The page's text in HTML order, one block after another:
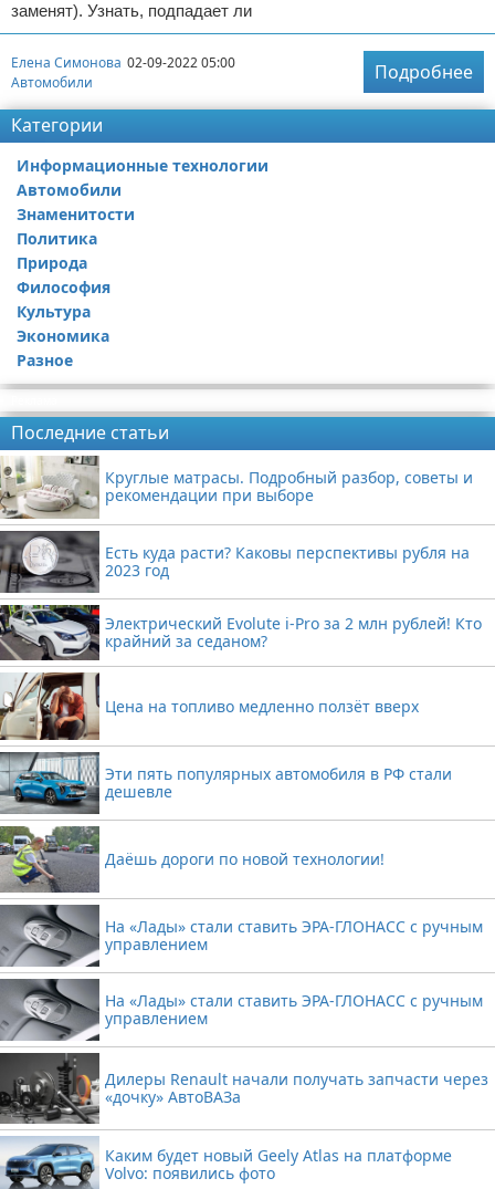
заменят). Узнать, подпадает ли
Елена Симонова 02-09-2022 05:00
Автомобили
Подробнее
Категории
Информационные технологии
Автомобили
Знаменитости
Политика
Природа
Философия
Культура
Экономика
Разное
Последние статьи
Круглые матрасы. Подробный разбор, советы и
рекомендации при выборе
Есть куда расти? Каковы перспективы рубля на
2023 год
Электрический Evolute i-Pro за 2 млн рублей! Кто
крайний за седаном?
Цена на топливо медленно ползёт вверх
Эти пять популярных автомобиля в РФ стали
дешевле
Даёшь дороги по новой технологии!
На «Лады» стали ставить ЭРА-ГЛОНАСС с ручным
управлением
На «Лады» стали ставить ЭРА-ГЛОНАСС с ручным
управлением
Дилеры Renault начали получать запчасти через
«дочку» АвтоВАЗа
Каким будет новый Geely Atlas на платформе
Volvo: появились фото